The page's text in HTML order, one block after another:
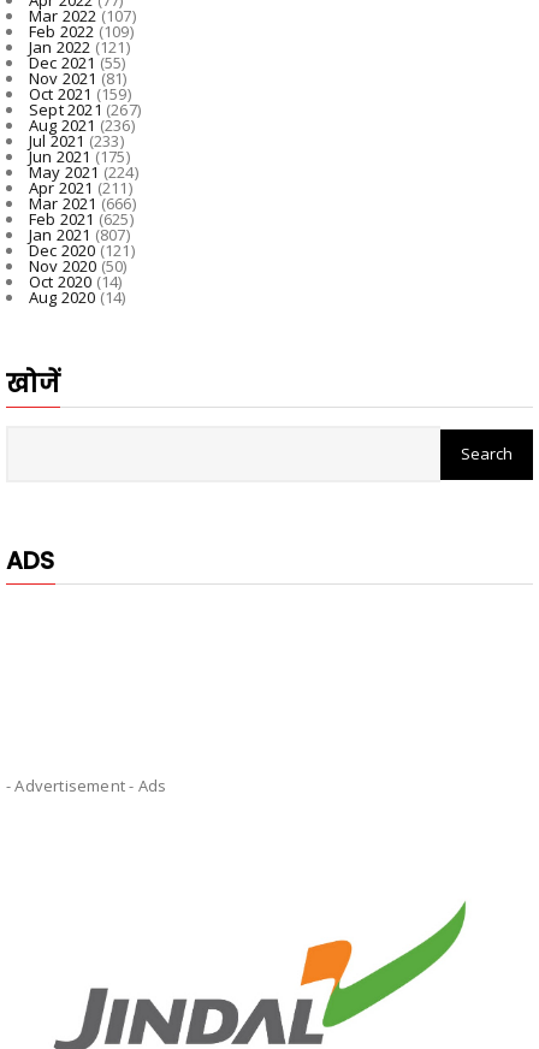
Mar 2022(107)
Feb 2022 (109)
Jan 2022 (121)
Dec 2021 (55)
Nov 2021 (81)
Oct 2021 (159)
Sept 2021 (267)
Aug 2021 (236)
Jul 2021 (233)
Jun 2021(175)
May 2021(224)
Apr 2021 (211)
Mar 2021 (666)
Feb 2021 (625)
Jan 2021 (807)
Dec 2020(121)
Nov 2020 (50)
Oct 2020 (14)
Aug 2020(14)
खोजें
ADS
- Advertisement - Ads